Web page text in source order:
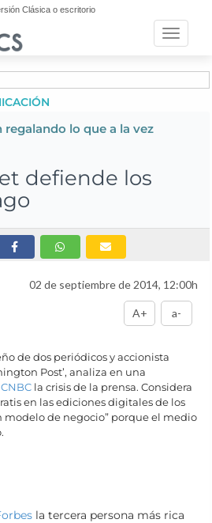
Clásica o escritorio
Toggle
regalando lo que a la vez
defiende los
02 de septiembre de 2014, 12:00h
A+ a-
de dos periódicos y accionista
Post’, analiza en una
la crisis de la prensa. Considera
en las ediciones digitales de los
modelo de negocio” porque el medio
la tercera persona más rica